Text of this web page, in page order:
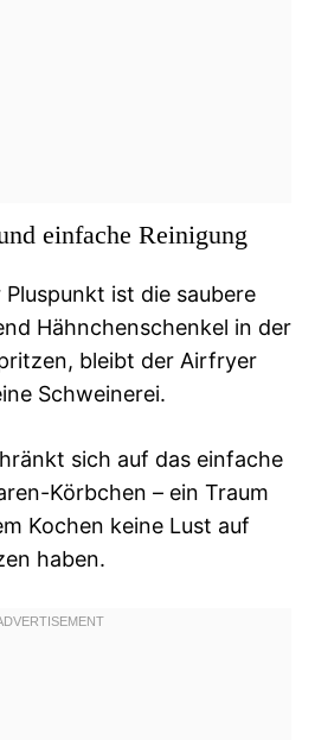
einfache Reinigung
ist die saubere
Hähnchenschenkel in der
bleibt der Airfryer
Schweinerei.
sich auf das einfache
Körbchen – ein Traum
Kochen keine Lust auf
haben.